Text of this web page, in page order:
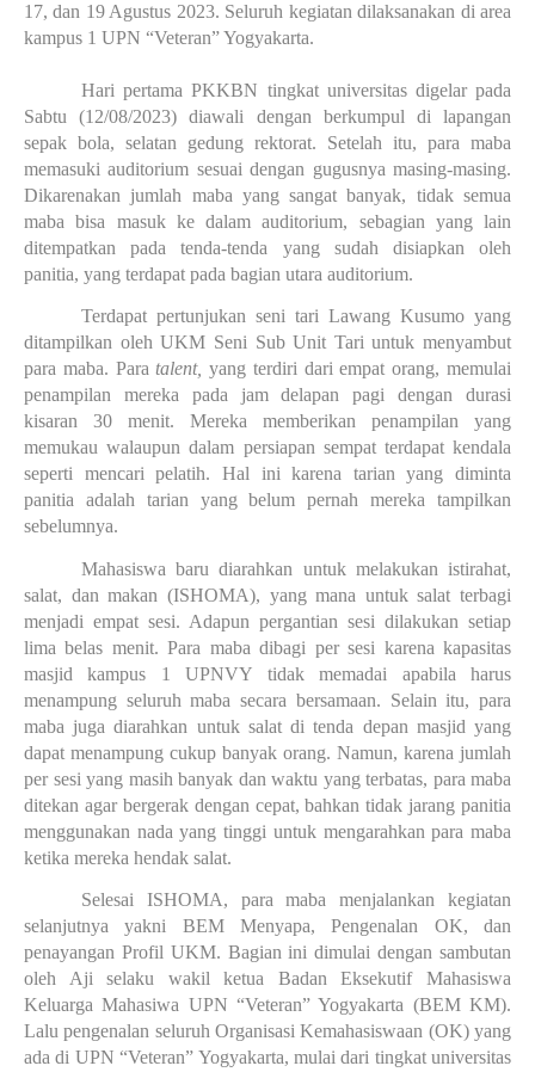
17, dan 19 Agustus 2023. Seluruh kegiatan dilaksanakan di area
kampus 1 UPN “Veteran” Yogyakarta.
Hari pertama PKKBN tingkat universitas digelar pada
Sabtu (12/08/2023) diawali dengan berkumpul di lapangan
sepak bola, selatan gedung rektorat. Setelah itu, para maba
memasuki auditorium sesuai dengan gugusnya masing-masing.
Dikarenakan jumlah maba yang sangat banyak, tidak semua
maba bisa masuk ke dalam auditorium, sebagian yang lain
ditempatkan pada tenda-tenda yang sudah disiapkan oleh
panitia, yang terdapat pada bagian utara auditorium.
Terdapat pertunjukan seni tari Lawang Kusumo yang
ditampilkan oleh UKM Seni Sub Unit Tari untuk menyambut
para maba. Para talent, yang terdiri dari empat orang, memulai
penampilan mereka pada jam delapan pagi dengan durasi
kisaran 30 menit. Mereka memberikan penampilan yang
memukau walaupun dalam persiapan sempat terdapat kendala
seperti mencari pelatih. Hal ini karena tarian yang diminta
panitia adalah tarian yang belum pernah mereka tampilkan
sebelumnya.
Mahasiswa baru diarahkan untuk melakukan istirahat,
salat, dan makan (ISHOMA), yang mana untuk salat terbagi
menjadi empat sesi. Adapun pergantian sesi dilakukan setiap
lima belas menit. Para maba dibagi per sesi karena kapasitas
masjid kampus 1 UPNVY tidak memadai apabila harus
menampung seluruh maba secara bersamaan. Selain itu, para
maba juga diarahkan untuk salat di tenda depan masjid yang
dapat menampung cukup banyak orang. Namun, karena jumlah
per sesi yang masih banyak dan waktu yang terbatas, para maba
ditekan agar bergerak dengan cepat, bahkan tidak jarang panitia
menggunakan nada yang tinggi untuk mengarahkan para maba
ketika mereka hendak salat.
Selesai ISHOMA, para maba menjalankan kegiatan
selanjutnya yakni BEM Menyapa, Pengenalan OK, dan
penayangan Profil UKM. Bagian ini dimulai dengan sambutan
oleh Aji selaku wakil ketua Badan Eksekutif Mahasiswa
Keluarga Mahasiwa UPN “Veteran” Yogyakarta (BEM KM).
Lalu pengenalan seluruh Organisasi Kemahasiswaan (OK) yang
ada di UPN “Veteran” Yogyakarta, mulai dari tingkat universitas